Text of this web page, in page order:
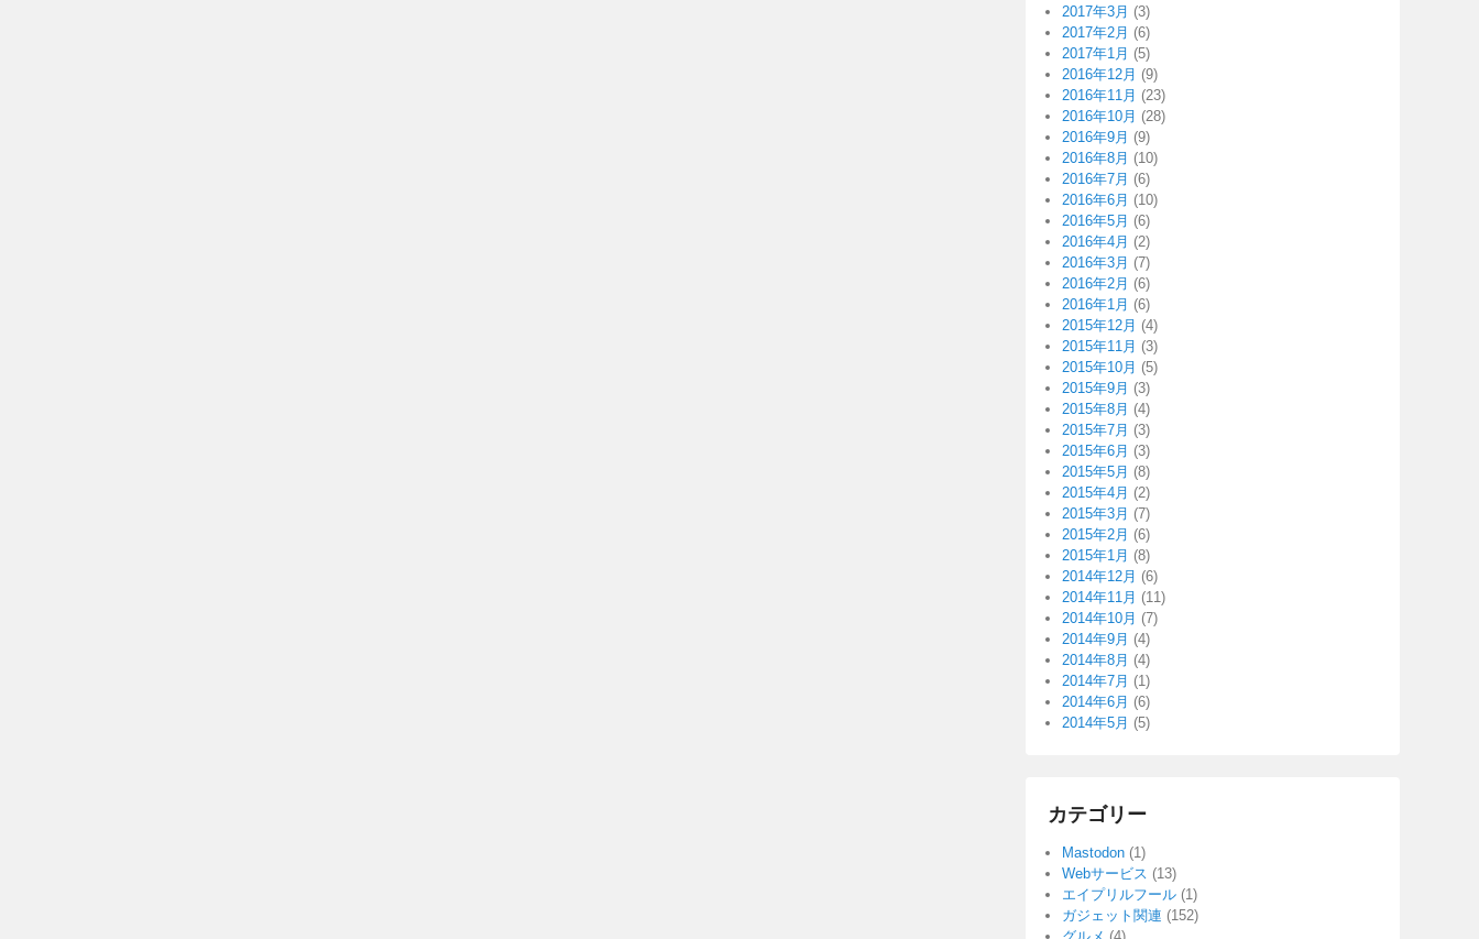
2017年3月 (3)
2017年2月 (6)
2017年1月 (5)
2016年12月 (9)
2016年11月 (23)
2016年10月 (28)
2016年9月 (9)
2016年8月 (10)
2016年7月 (6)
2016年6月 (10)
2016年5月 (6)
2016年4月 (2)
2016年3月 (7)
2016年2月 (6)
2016年1月 (6)
2015年12月 (4)
2015年11月 (3)
2015年10月 (5)
2015年9月 (3)
2015年8月 (4)
2015年7月 (3)
2015年6月 (3)
2015年5月 (8)
2015年4月 (2)
2015年3月 (7)
2015年2月 (6)
2015年1月 (8)
2014年12月 (6)
2014年11月 (11)
2014年10月 (7)
2014年9月 (4)
2014年8月 (4)
2014年7月 (1)
2014年6月 (6)
2014年5月 (5)
カテゴリー
Mastodon (1)
Webサービス (13)
エイプリルフール (1)
ガジェット関連 (152)